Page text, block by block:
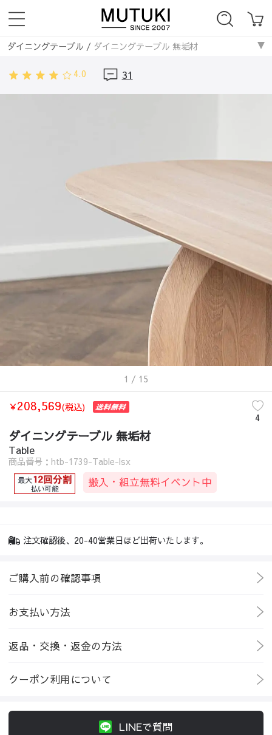
ダイニングテーブル / ダイニングテーブル 無垢材
4.0 31
1 / 15
￥208,569(税込)
4
ダイニングテーブル 無垢材
Table
商品番号：htb-1739-Table-lsx
搬入・組立無料イベント中
注文確認後、20-40営業日ほど出荷いたします。
ご購入前の確認事項
お支払い方法
返品・交換・返金の方法
クーポン利用について
LINEで質問